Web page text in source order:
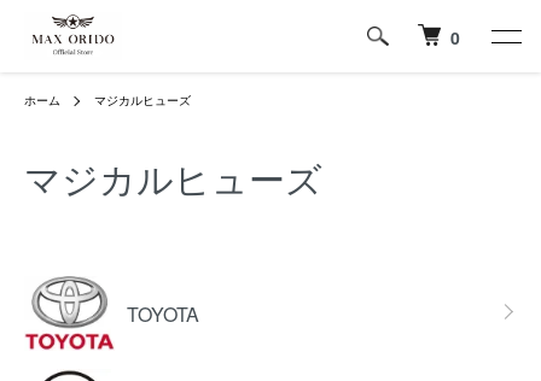
0
ホーム マジカルヒューズ
マジカルヒューズ
TOYOTA